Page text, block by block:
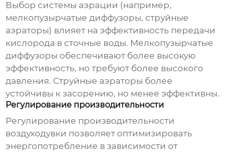
Выбор системы аэрации (например,
мелкопузырчатые диффузоры, струйные
аэраторы) влияет на эффективность передачи
кислорода в сточные воды. Мелкопузырчатые
диффузоры обеспечивают более высокую
эффективность, но требуют более высокого
давления. Струйные аэраторы более
устойчивы к засорению, но менее эффективны.
Регулирование производительности
Регулирование производительности
воздуходувки позволяет оптимизировать
энергопотребление в зависимости от